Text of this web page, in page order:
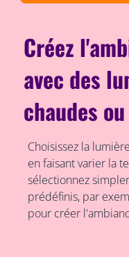
Créez
avec des
chaudes
Choisissez la
en faisant varier la
sélectionnez
prédéfinis, par
pour créer